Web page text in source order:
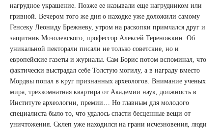
нагрудное украшение. Позже ее называли еще нагрудником или
гривной. Вечером того же дня о находке уже доложили самому
Генсеку Леониду Брежневу, утром на раскопки примчался друг и
защитник Мозолевского, профессор Алексей Тереножкин. Об
уникальной пекторали писали не только советские, но и
европейские газеты и журналы. Сам Борис потом вспоминал, что
фактически выстрадал себе Толстую могилу, а в награду вместо
Мордвы попал в круг признанных археологов. Внимание ученых
мира, трехкомнатная квартира от Академии наук, должность в
Институте археологии, премии… Но главным для молодого
специалиста было то, что удалось спасти бесценные вещи от
уничтожения. Склеп уже находился на грани исчезновения, люди